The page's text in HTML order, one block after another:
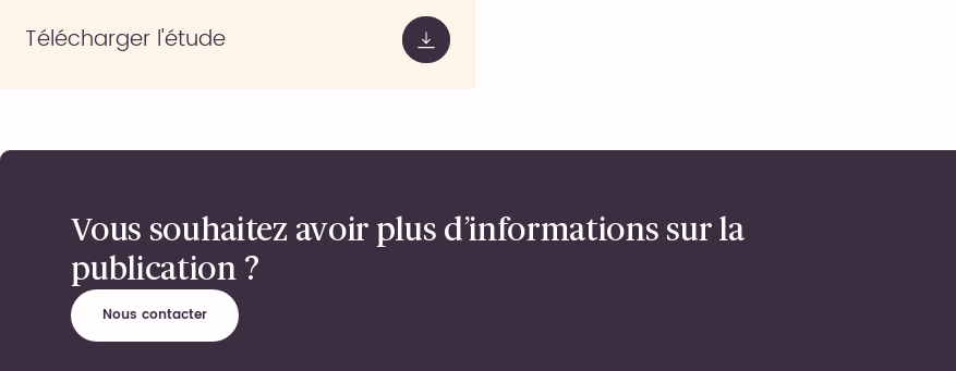
Télécharger l'étude
Vous souhaitez avoir plus d’informations sur la
publication ?
Nous contacter